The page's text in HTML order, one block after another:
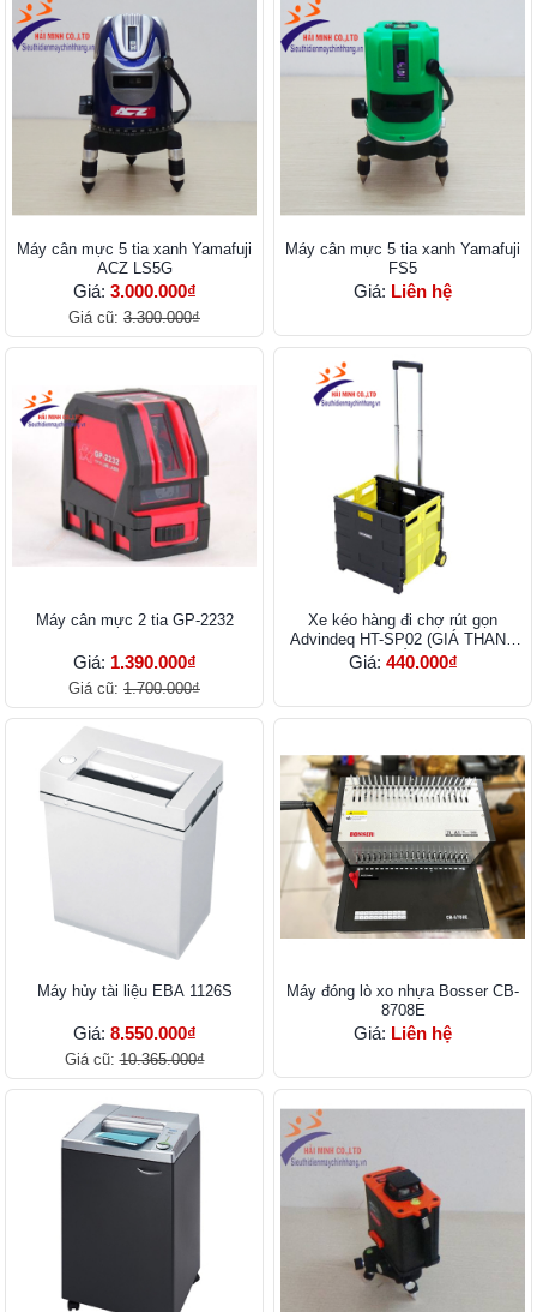
Máy cân mực 5 tia xanh Yamafuji
ACZ LS5G
Giá: 3.000.000₫
Giá cũ: 3.300.000₫
Máy cân mực 5 tia xanh Yamafuji
FS5
Giá: Liên hệ
Máy cân mực 2 tia GP-2232
Giá: 1.390.000₫
Giá cũ: 1.700.000₫
Xe kéo hàng đi chợ rút gọn
Advindeq HT-SP02 (GIÁ THANH
LÝ)
Giá: 440.000₫
Máy hủy tài liệu EBA 1126S
Giá: 8.550.000₫
Giá cũ:10.365.000₫
Máy đóng lò xo nhựa Bosser CB-
8708E
Giá: Liên hệ